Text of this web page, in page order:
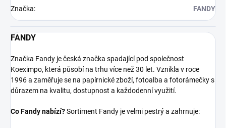
Značka: FANDY
FANDY
Značka Fandy je česká značka spadající pod společnost
Koeximpo, která působí na trhu více než 30 let. Vznikla v roce
1996 a zaměřuje se na papírnické zboží, fotoalba a fotorámečky s
důrazem na kvalitu, dostupnost a každodenní využití.
Co Fandy nabízí?Sortiment Fandy je velmi pestrý a zahrnuje: